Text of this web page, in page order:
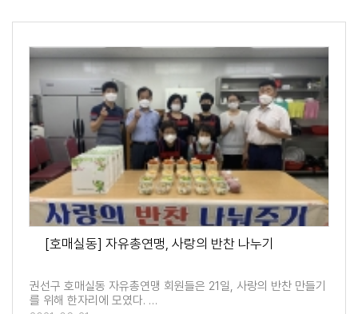
[호매실동] 자유총연맹, 사랑의 반찬 나누기
권선구 호매실동 자유총연맹 회원들은 21일, 사랑의 반찬 만들기
를 위해 한자리에 모였다. …